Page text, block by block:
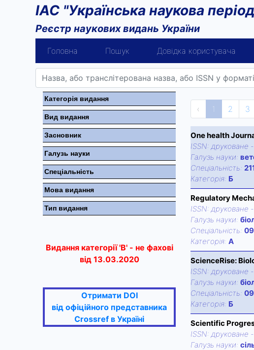
ІАС "Українська наукова
Реєстр наукових видань України
Головна Пошук Довідка користувача
Категорiя видання
Вид видання
Засновник
Галузь науки
Спецiальнiсть
Мова видання
Тип видання
Видання категорії 'В' - не фахові
від 13.03.2020
Отримати DOI
від офіційного представника
Crossref в Україні
‹ 1 2 3
One health
ISSN: друковане -
Галузь науки:
Спецiальнiсть:
Категорiя: Б
Regulatory
ISSN: друковане -
Галузь науки:
Спецiальнiсть:
Категорiя: А
ScienceRise:
ISSN: друковане -
Галузь науки:
Спецiальнiсть:
Категорiя: Б
Scientific
ISSN: друковане -
Галузь науки: